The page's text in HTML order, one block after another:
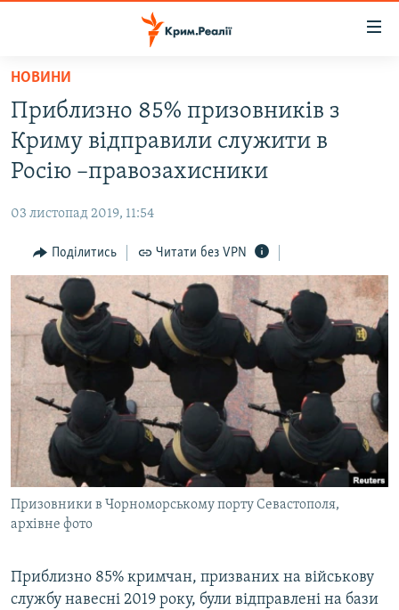
Перейти
основного
матеріалу
Перейти
до
основної
Перейти
до
пошуку
НОВИНИ
ВОДА.КРИМ
ВІДЕО ТА ФОТО
БЛОГИ
ПОГЛЯД
ІНТЕРВ'Ю
ВСЕ ЗА ДЕНЬ
СПЕЦПРОЕКТИ
ДЕПОРТАЦІЯ
ВІДЕОУРОКИ «ELIFBE»
СВІДЧЕННЯ ОКУПАЦІЇ
УКРАЇНСЬКА ПРОБЛЕМА КРИМУ
ІНФОГРАФІКА
ЯК ОБІЙТИ БЛОКУВАННЯ
Русский
Qırımtatar
ДОЛУЧАЙСЯ!
Усі сайти RFE/RL
НОВИНИ
Приблизно 85% призовників з
Криму відправили служити в
Росію –правозахисники
03 листопад 2019, 11:54
Поділитись Читати без VPN
Призовники в Чорноморському порту Севастополя,
архівне фото
Приблизно 85% кримчан, призваних на військову
службу навесні 2019 року, були відправлені на бази